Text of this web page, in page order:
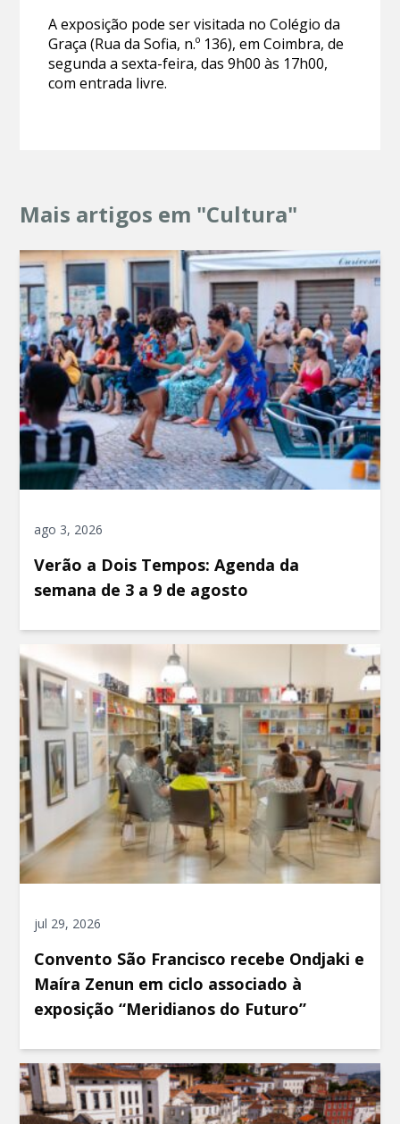
A exposição pode ser visitada no Colégio da
Graça (Rua da Sofia, n.º 136), em Coimbra, de
segunda a sexta-feira, das 9h00 às 17h00,
com entrada livre.
Mais artigos em "Cultura"
ago 3, 2026
Verão a Dois Tempos: Agenda da
semana de 3 a 9 de agosto
jul 29, 2026
Convento São Francisco recebe Ondjaki e
Maíra Zenun em ciclo associado à
exposição “Meridianos do Futuro”